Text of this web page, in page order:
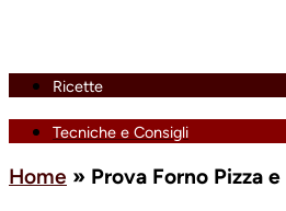
Ricette
Tecniche e Consigli
Home » Prova Forno Pizza